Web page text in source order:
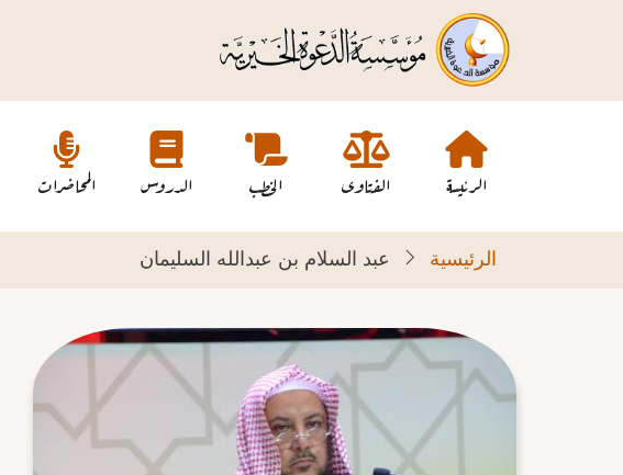
الرئيسي
Main
navigation
الرئيسة الفتاوى الخطب الدروس المحاضرات
الرئيسية عبد السلام بن عبدالله السليمان